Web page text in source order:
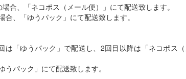
合、「ネコポス（メール便）」にて配送致します。
、「ゆうパック」にて配送致します。
「ゆうパック」で配送し、2回目以降は「ネコポス
パック」にて配送致します。